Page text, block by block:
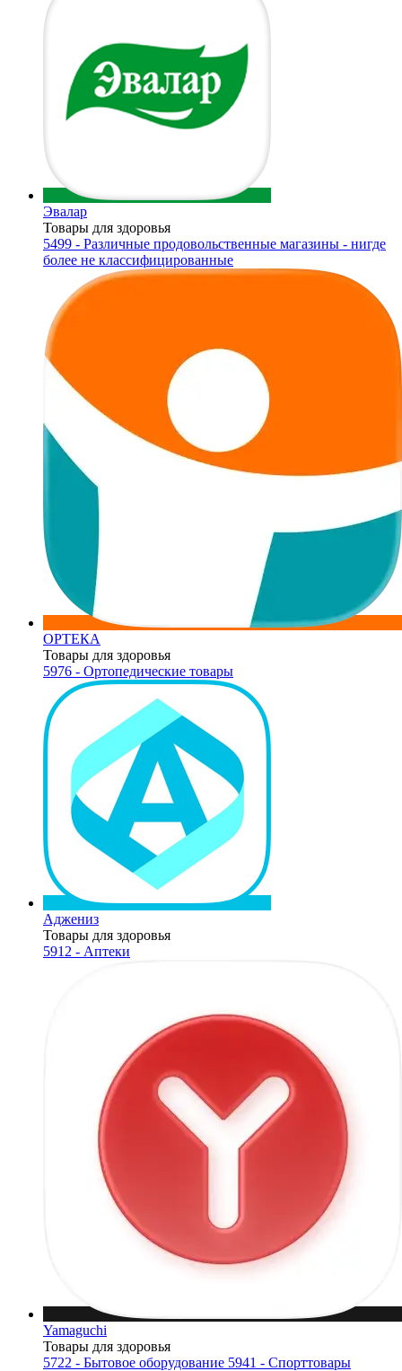
Эвалар
Товары для здоровья
5499 - Различные продовольственные магазины - нигде
более не классифицированные
ОРТЕКА
Товары для здоровья
5976 - Ортопедические товары
Аджениз
Товары для здоровья
5912 - Аптеки
Yamaguchi
Товары для здоровья
5722 - Бытовое оборудование 5941 - Спорттовары